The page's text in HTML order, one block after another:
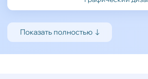
Показать полностью